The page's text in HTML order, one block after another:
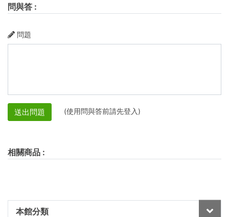
本館分類
問與答 :
問題
送出問題 (使用問與答前請先登入)
相關商品 :